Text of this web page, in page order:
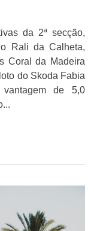
da 2ª secção,
Rali da Calheta,
Coral da Madeira
do Skoda Fabia
de 5,0